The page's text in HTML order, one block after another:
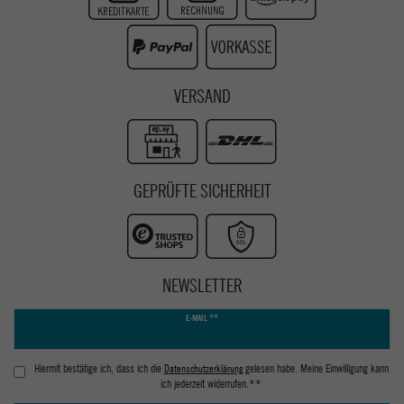
Youtube
VERSAND
GEPRÜFTE SICHERHEIT
NEWSLETTER
E-MAIL **
Hiermit bestätige ich, dass ich die Daten­schutz­erklärunggelesen habe. Meine Einwilligung kann
ich jederzeit widerrufen.**